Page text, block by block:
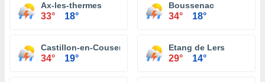
Ax-les-thermes
33° 18°
Boussenac
34° 18°
Castillon-en-Couserans
34° 19°
Etang de Lers
29° 14°